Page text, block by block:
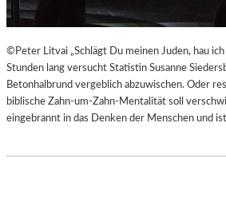
©Peter Litvai „Schlägt Du meinen Juden, hau
Stunden lang versucht Statistin Susanne
Betonhalbrund vergeblich abzuwischen. Oder
biblische Zahn-um-Zahn-Mentalität soll
eingebrannt in das Denken der Menschen und